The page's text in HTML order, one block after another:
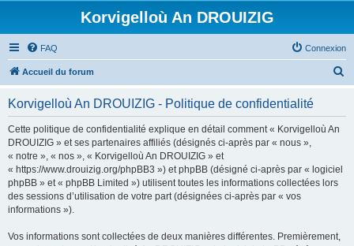
Korvigelloù An DROUIZIG
FAQ Connexion
Accueil du forum
Korvigelloù An DROUIZIG - Politique de confidentialité
Cette politique de confidentialité explique en détail comment « Korvigelloù An
DROUIZIG » et ses partenaires affiliés (désignés ci-après par « nous »,
« notre », « nos », « Korvigelloù An DROUIZIG » et
« https://www.drouizig.org/phpBB3 ») et phpBB (désigné ci-après par « logiciel
phpBB » et « phpBB Limited ») utilisent toutes les informations collectées lors
des sessions d’utilisation de votre part (désignées ci-après par « vos
informations »).
Vos informations sont collectées de deux manières différentes. Premièrement,